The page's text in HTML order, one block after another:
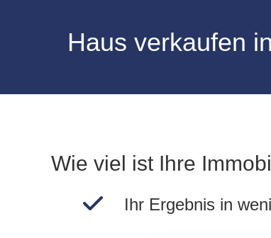
Haus verkaufen
Wie viel ist Ihre
Ihr Ergebnis in